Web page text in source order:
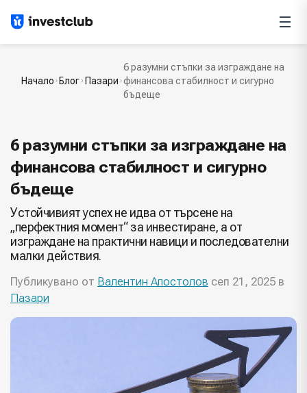
Начало Блог Пазари
6 разумни стъпки за изграждане на
финансова стабилност и сигурно
бъдеще
6 разумни стъпки за изграждане на
финансова стабилност и сигурно
бъдеще
Устойчивият успех не идва от търсене на
„перфектния момент“ за инвестиране, а от
изграждане на практични навици и последователни
малки действия.
Публикувано от Валентин Апостолов сеп 21, 2025 в
Пазари